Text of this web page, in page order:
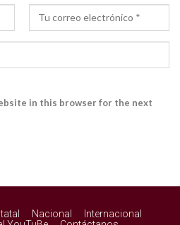
in this browser for the next
Nacional
Internacional